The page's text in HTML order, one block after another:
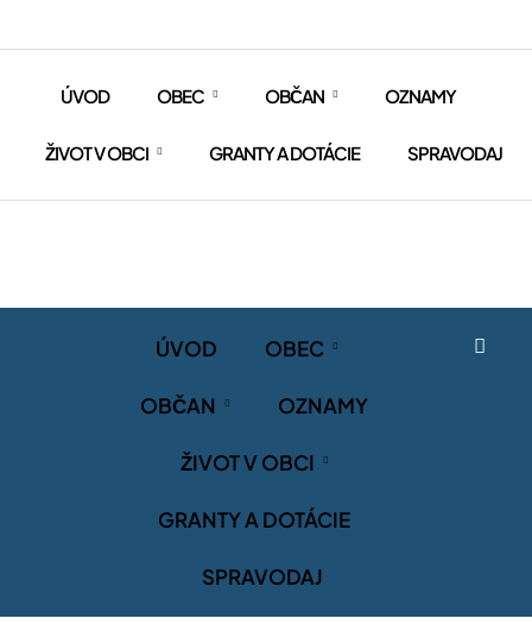
ÚVOD OBEC OBČAN OZNAMY
ŽIVOT V OBCI GRANTY A DOTÁCIE SPRAVODAJ
ÚVOD OBEC
OBČAN OZNAMY
ŽIVOT V OBCI
GRANTY A DOTÁCIE
SPRAVODAJ